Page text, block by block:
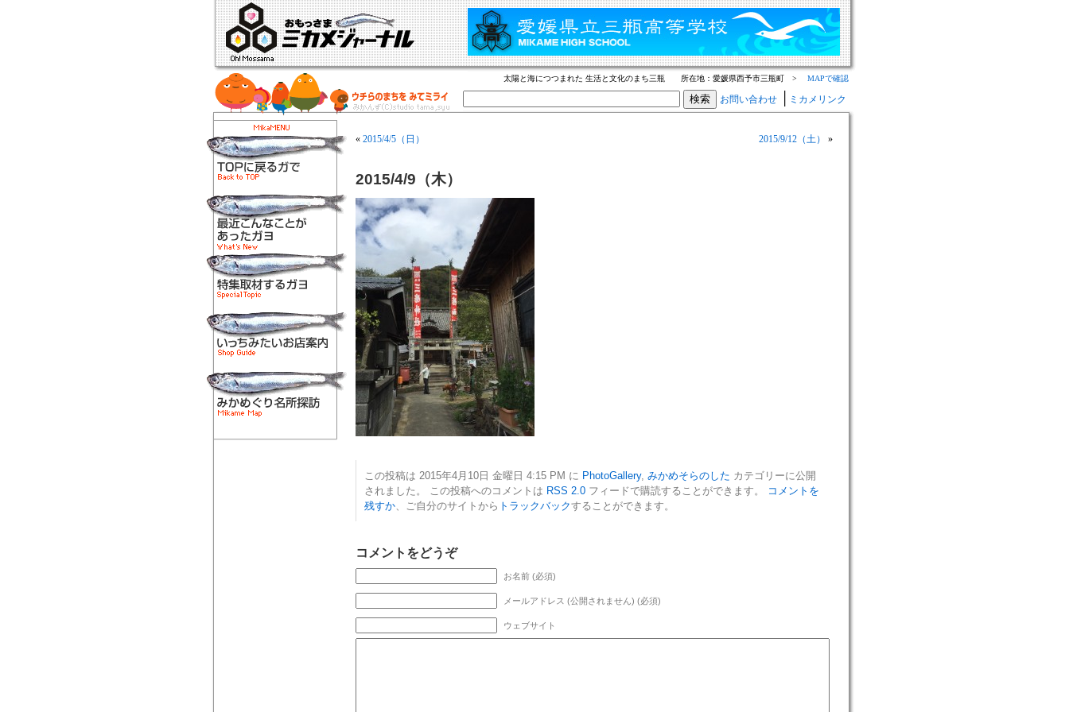
太陽と海につつまれた 生活と文化のまち三瓶 所在地：愛媛県西予市三瓶町 > MAPで確認
お問い合わせ ミカメリンク
« 2015/4/5（日） 2015/9/12（土） »
2015/4/9（木）
この投稿は 2015年4月10日 金曜日 4:15 PM に PhotoGallery, みかめそらのした カテゴリーに公開
されました。 この投稿へのコメントは RSS 2.0 フィードで購読することができます。
コメントを
残すか、ご自分のサイトから トラックバックすることができます。
コメントをどうぞ
お名前 (必須)
メールアドレス (公開されません) (必須)
ウェブサイト